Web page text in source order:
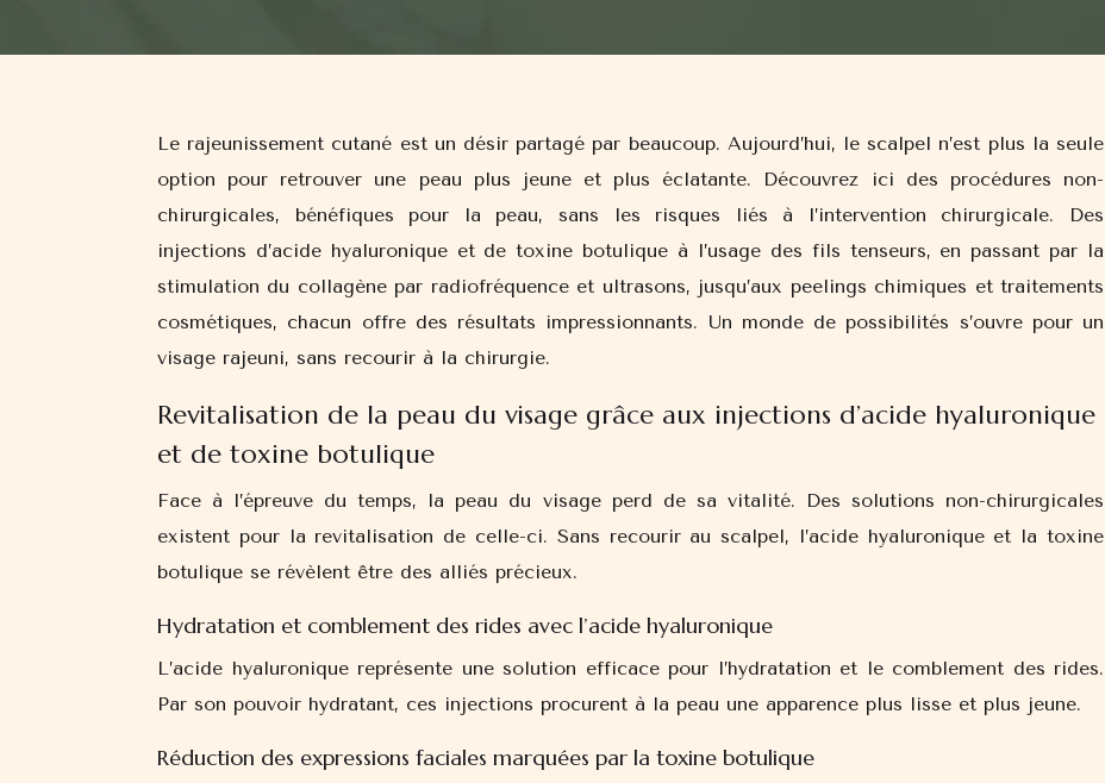
Le rajeunissement cutané est un désir partagé par beaucoup. Aujourd’hui, le scalpel n’est plus la seule
option pour retrouver une peau plus jeune et plus éclatante. Découvrez ici des procédures non-
chirurgicales, bénéfiques pour la peau, sans les risques liés à l’intervention chirurgicale. Des
injections d’acide hyaluronique et de toxine botulique à l’usage des fils tenseurs, en passant par la
stimulation du collagène par radiofréquence et ultrasons, jusqu’aux peelings chimiques et traitements
cosmétiques, chacun offre des résultats impressionnants. Un monde de possibilités s’ouvre pour un
visage rajeuni, sans recourir à la chirurgie.
Revitalisation de la peau du visage grâce aux injections d’acide hyaluronique
et de toxine botulique
Face à l’épreuve du temps, la peau du visage perd de sa vitalité. Des solutions non-chirurgicales
existent pour la revitalisation de celle-ci. Sans recourir au scalpel, l’acide hyaluronique et la toxine
botulique se révèlent être des alliés précieux.
Hydratation et comblement des rides avec l’acide hyaluronique
L’acide hyaluronique représente une solution efficace pour l’hydratation et le comblement des rides.
Par son pouvoir hydratant, ces injections procurent à la peau une apparence plus lisse et plus jeune.
Réduction des expressions faciales marquées par la toxine botulique